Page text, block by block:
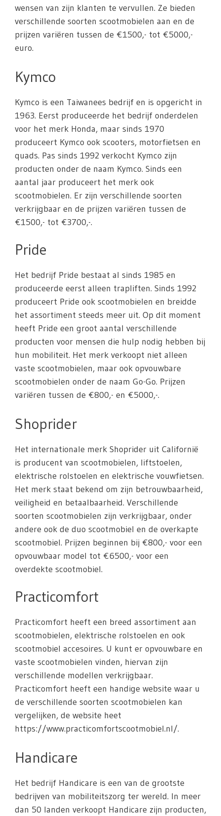
wensen van zijn klanten te vervullen. Ze bieden
verschillende soorten scootmobielen aan en de
prijzen variëren tussen de €1500,- tot €5000,-
euro.
Kymco
Kymco is een Taiwanees bedrijf en is opgericht in
1963. Eerst produceerde het bedrijf onderdelen
voor het merk Honda, maar sinds 1970
produceert Kymco ook scooters, motorfietsen en
quads. Pas sinds 1992 verkocht Kymco zijn
producten onder de naam Kymco. Sinds een
aantal jaar produceert het merk ook
scootmobielen. Er zijn verschillende soorten
verkrijgbaar en de prijzen variëren tussen de
€1500,- tot €3700,-.
Pride
Het bedrijf Pride bestaat al sinds 1985 en
produceerde eerst alleen trapliften. Sinds 1992
produceert Pride ook scootmobielen en breidde
het assortiment steeds meer uit. Op dit moment
heeft Pride een groot aantal verschillende
producten voor mensen die hulp nodig hebben bij
hun mobiliteit. Het merk verkoopt niet alleen
vaste scootmobielen, maar ook opvouwbare
scootmobielen onder de naam Go-Go. Prijzen
variëren tussen de €800,- en €5000,-.
Shoprider
Het internationale merk Shoprider uit Californië
is producent van scootmobielen, liftstoelen,
elektrische rolstoelen en elektrische vouwfietsen.
Het merk staat bekend om zijn betrouwbaarheid,
veiligheid en betaalbaarheid. Verschillende
soorten scootmobielen zijn verkrijgbaar, onder
andere ook de duo scootmobiel en de overkapte
scootmobiel. Prijzen beginnen bij €800,- voor een
opvouwbaar model tot €6500,- voor een
overdekte scootmobiel.
Practicomfort
Practicomfort heeft een breed assortiment aan
scootmobielen, elektrische rolstoelen en ook
scootmobiel accesoires. U kunt er opvouwbare en
vaste scootmobielen vinden, hiervan zijn
verschillende modellen verkrijgbaar.
Practicomfort heeft een handige website waar u
de verschillende soorten scootmobielen kan
vergelijken, de website heet
https://www.practicomfortscootmobiel.nl/.
Handicare
Het bedrijf Handicare is een van de grootste
bedrijven van mobiliteitszorg ter wereld. In meer
dan 50 landen verkoopt Handicare zijn producten,